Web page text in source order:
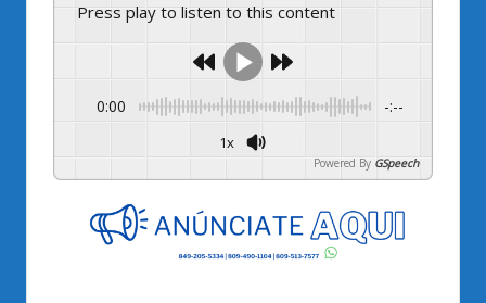
Press play to listen to this content
0:00 -:--
1x
Powered By GSpeech